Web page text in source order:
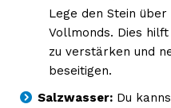
Lege den Stein
Vollmonds. Dies
zu verstärken und
beseitigen.
Salzwasser: Du